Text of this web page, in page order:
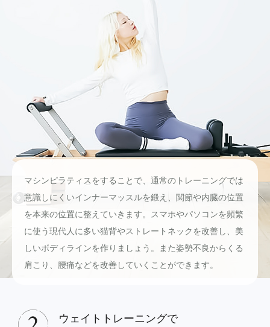
マシンピラティスをすることで、通常のトレーニングでは
意識しにくいインナーマッスルを鍛え、関節や内臓の位置
を本来の位置に整えていきます。スマホやパソコンを頻繁
に使う現代人に多い猫背やストレートネックを改善し、美
しいボディラインを作りましょう。また姿勢不良からくる
肩こり、腰痛などを改善していくことができます。
ウェイトトレーニングで